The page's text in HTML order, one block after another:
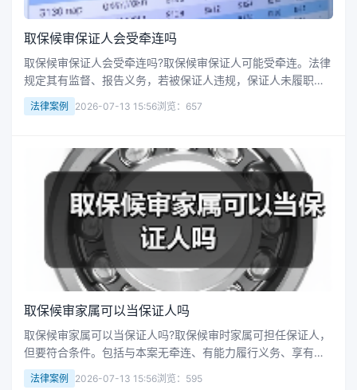
取保候审保证人会受牵连吗
取保候审保证人会受牵连吗?取保候审保证人可能受牵连。法律
规定其有监督、报告义务，若被保证人违规，保证人未履职，
会被罚款，构成犯罪的依法追责。如被保证人擅自离市、县或
犯罪，保证人失职就担责，做保证人要谨慎。接下来华律网小
法律案例 2026-07-13 15:56浏览：657
取保候审家属可以当保证人吗
取保候审家属可以当保证人吗?取保候审时家属可担任保证人，
但要符合条件。包括与本案无牵连、有能力履行义务、享有政
治权利且人身自由未受限、有固定住处和收入。成为保证人后
要监督被保证人，未履职会被罚款，犯罪的依法追责。接下来
法律案例 2026-07-13 15:56浏览：595